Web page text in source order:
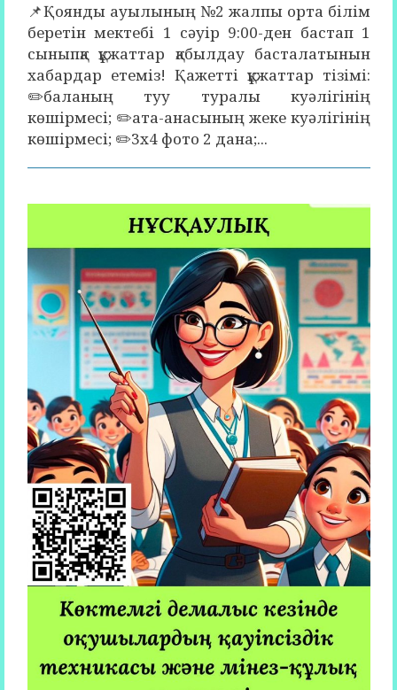
📌Қоянды ауылының №2 жалпы орта білім
беретін мектебі 1 сәуір 9:00-ден бастап 1
сыныпқа құжаттар қабылдау басталатынын
хабардар етеміз! Қажетті құжаттар тізімі:
✏️баланың туу туралы куәлігінің
көшірмесі; ✏️ата-анасының жеке куәлігінің
көшірмесі; ✏️3х4 фото 2 дана;...